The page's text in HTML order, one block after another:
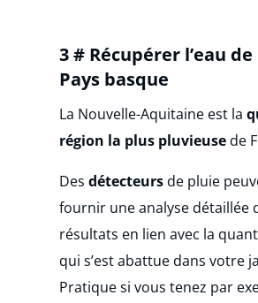
3 # Récupérer l’eau
Pays basque
La Nouvelle-Aquitaine est la
région la plus pluvieusede
Desdétecteursde pluie
fournir une analyse détaillée
résultats en lien avec la
qui s’est abattue dans votre
Pratique si vous tenez par